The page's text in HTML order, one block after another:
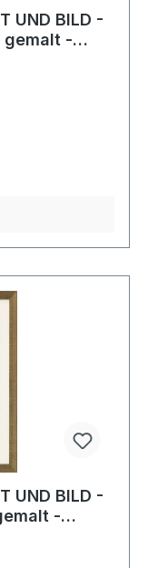
UND BILD -
gemalt -
UND BILD -
-